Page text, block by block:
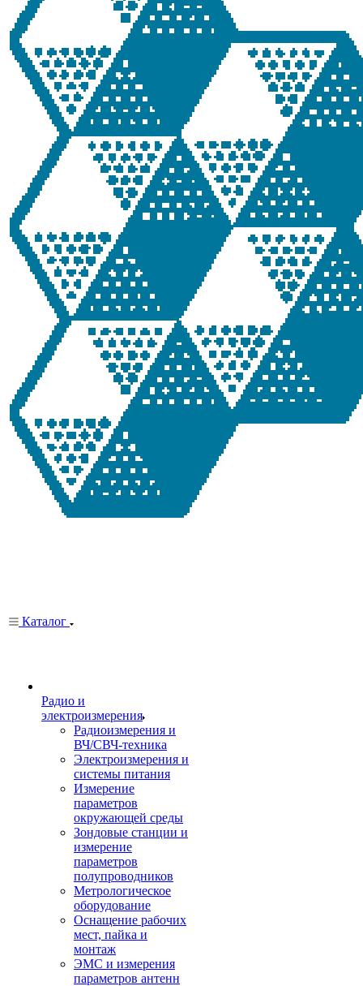
Каталог
Радио и
электроизмерения
Радиоизмерения и
ВЧ/СВЧ-техника
Электроизмерения и
системы питания
Измерение
параметров
окружающей среды
Зондовые станции и
измерение
параметров
полупроводников
Метрологическое
оборудование
Оснащение рабочих
мест, пайка и
монтаж
ЭМС и измерения
параметров антенн